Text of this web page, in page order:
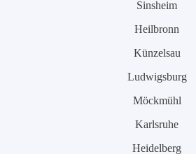
Sinsheim
Heilbronn
Künzelsau
Ludwigsburg
Möckmühl
Karlsruhe
Heidelberg